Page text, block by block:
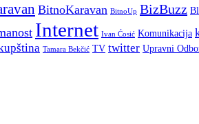
BitnoKaravan BitnoUp BizBuzz
Internet Ivan Ćosić Komunikacija
Tamara Bekčić TV twitter Upravni